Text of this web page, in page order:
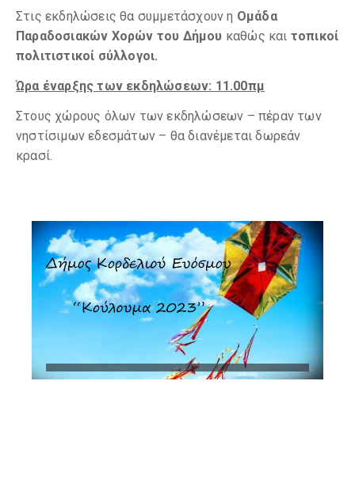
Στις εκδηλώσεις θα συμμετάσχουν η Ομάδα
Παραδοσιακών Χορών του Δήμου καθώς και τοπικοί
πολιτιστικοί σύλλογοι.
Ώρα έναρξης των εκδηλώσεων: 11.00πμ
Στους χώρους όλων των εκδηλώσεων – πέραν των
νηστίσιμων εδεσμάτων – θα διανέμεται δωρεάν
κρασί.